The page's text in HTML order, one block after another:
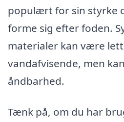
populært for sin styrke
forme sig efter foden.
materialer kan være
vandafvisende, men
åndbarhed.
Tænk på, om du har